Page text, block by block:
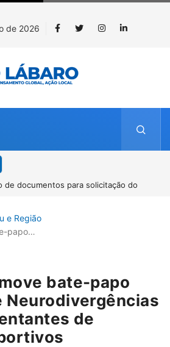
de 2026
futuro da piscicultura com
e Região
papo…
bate-papo
Neurodivergências
de